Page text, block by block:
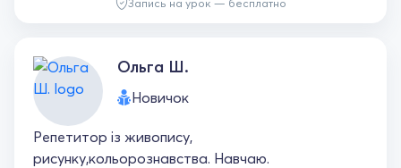
Запись на урок — бесплатно
Ольга Ш.
Новичок
Репетитор із живопису,
рисунку,кольорознавства. Навчаю.